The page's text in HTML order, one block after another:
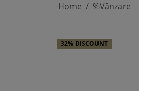
Home %Vânzare
32% DISCOUNT